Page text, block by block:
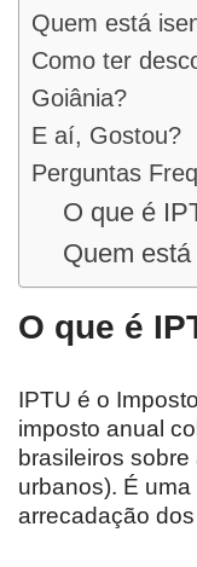
Quem está
Como ter
Goiânia?
E aí, Gostou?
Perguntas
O que é
Quem
O que é
IPTU é o
imposto anual
brasileiros
urbanos). É
arrecadação